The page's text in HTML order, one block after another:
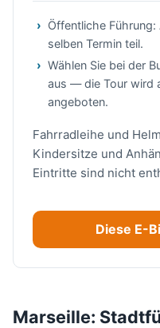
Öffentliche
selben Termin teil.
Wählen Sie bei der
aus — die Tour wird
angeboten.
Fahrradleihe und
Kindersitze und
Eintritte sind nicht
Diese E-
Marseille: